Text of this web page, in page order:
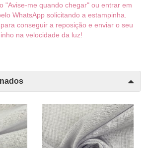
"Avise-me quando chegar" ou entrar em
WhatsApp solicitando a estampinha.
conseguir a reposição e enviar o seu
na velocidade da luz!